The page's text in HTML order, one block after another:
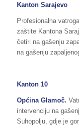
Kanton Sarajevo
Profesionalna
zaštite Kantona
četiri na gašenju
na gašenju
Kanton 10
Općina Glamoč.
intervenciju na
Suhopolju, gdje je